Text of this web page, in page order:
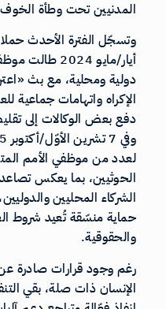
المدنيين تحت وطأة الخوف
وتسجّل الفترة الأحدث
أيار/مايو
دولية ومحلية، مع بث
الإكراه واتهامات جماعية
دفع بعض الوكالات إلى
لعدد من موظفي الأمم
الحوثيين، بما يعكس
الشركاء المحليين
حماية منسّقة تُعيد شروط
والحقوقية.
رغم وجود قرارات
الإنسان ذات صلة، بقي